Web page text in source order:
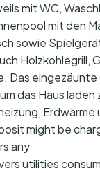
mit WC,
mit den
sowie
Holzkohlegrill,
Das
das Haus
might be
any
utilities